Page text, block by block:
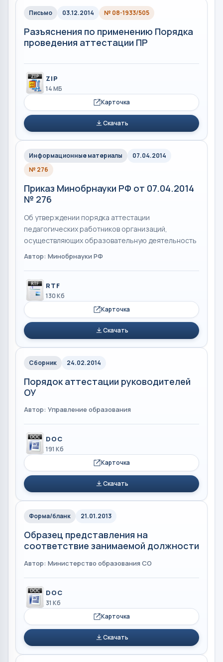
Письмо 03.12.2014 № 08-1933/505
Разъяснения по применению Порядка
проведения аттестации ПР
ZIP
14 МБ
Карточка
Скачать
Информационные материалы
07.04.2014
№ 276
Приказ Минобрнауки РФ от 07.04.2014
№ 276
Об утверждении порядка аттестации
педагогических работников организаций,
осуществляющих образовательную деятельность
Автор: Минобрнауки РФ
RTF
130 Кб
Карточка
Скачать
Сборник 24.02.2014
Порядок аттестации руководителей
ОУ
Автор: Управление образования
DOC
191 Кб
Карточка
Скачать
Форма/бланк 21.01.2013
Образец представления на
соответствие занимаемой должности
Автор: Министерство образования СО
DOC
31 Кб
Карточка
Скачать